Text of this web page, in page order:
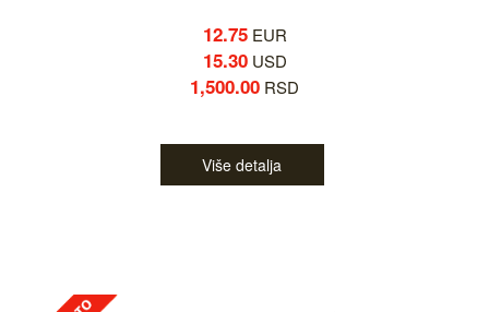
12.75EUR
15.30USD
1,500.00 RSD
Više detalja